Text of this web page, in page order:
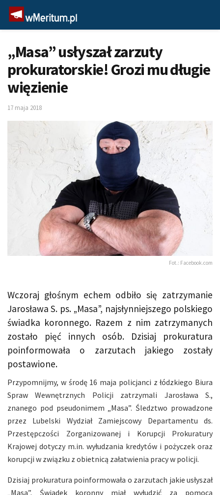
„Masa” usłyszał zarzuty
prokuratorskie! Grozi mu długie
więzienie
17 maja 2018
Fot.: Facebook.com
Wczoraj głośnym echem odbiło się zatrzymanie
Jarosława S. ps. „Masa”, najsłynniejszego polskiego
świadka koronnego. Razem z nim zatrzymanych
zostało pięć innych osób. Dzisiaj prokuratura
poinformowała o zarzutach jakiego zostały
postawione.
Przypomnijmy, w środę 16 maja policjanci z łódzkiego Biura
Spraw Wewnętrznych Policji zatrzymali Jarosława S.,
znanego pod pseudonimem „Masa”. Śledztwo prowadzone
przez Lubelski Wydział Zamiejscowy Departamentu ds.
Przestępczości Zorganizowanej i Korupcji Prokuratury
Krajowej dotyczy m.in. wyłudzania kredytów i pożyczek oraz
korupcji w związku z obietnicą załatwienia pracy w policji.
Dzisiaj prokuratura poinformowała o zarzutach jakie usłyszał
„Masa”. Świadek koronny miał wyłudzić za pomocą